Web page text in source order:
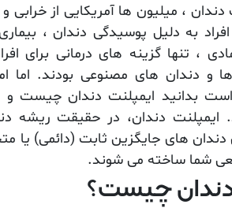
، میلیون ها آمریکایی از
به دلیل پوسیدگی دندان ، بیماری
، تنها گزینه های درمانی برای
و دندان های مصنوعی بودند. اما
بدانید ایمپلنت دندان چیست و
ایمپلنت دندان، در حقیقت ریشه
های جایگزین ثابت (دائمی) یا
شما ساخته می شوند.
چیست؟